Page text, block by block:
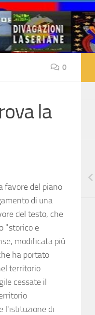
0
la
favore del piano
di una
del testo, che
"storico e
modificata più
ha portato
territorio
cessate il
l'istituzione di